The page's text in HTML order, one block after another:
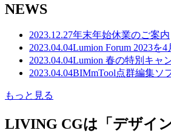
NEWS
2023.12.27年末年始休業のご案内
2023.04.04Lumion Forum 2023を
2023.04.04Lumion 春の特別キャ
2023.04.04BIMmTool点群編集ソ
もっと見る
LIVING CGは「デザイ